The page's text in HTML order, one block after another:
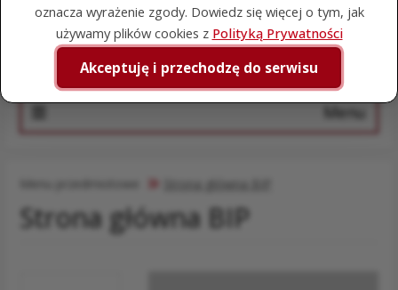
Menu
Strona główna BIP
oznacza wyrażenie zgody. Dowiedz się więcej o tym, jak
używamy plików cookies z Polityką Prywatności
Akceptuję i przechodzę do serwisu